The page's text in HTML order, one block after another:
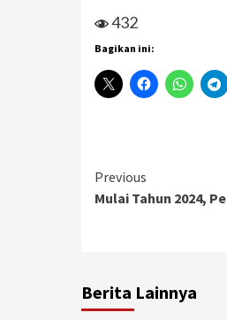
432
Bagikan ini:
Continue
Reading
Previous
Mulai Tahun 2024,
Berita Lainnya